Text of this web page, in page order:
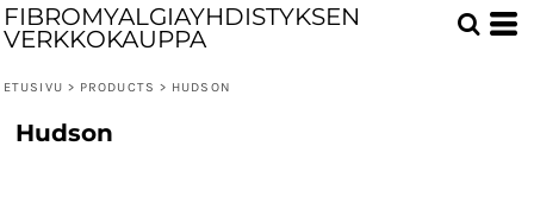
FIBROMYALGIAYHDISTYKSEN
VERKKOKAUPPA
ETUSIVU > PRODUCTS > HUDSON
Hudson